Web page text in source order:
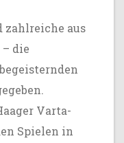
zahlreiche aus
die
Varta-
Spielen in